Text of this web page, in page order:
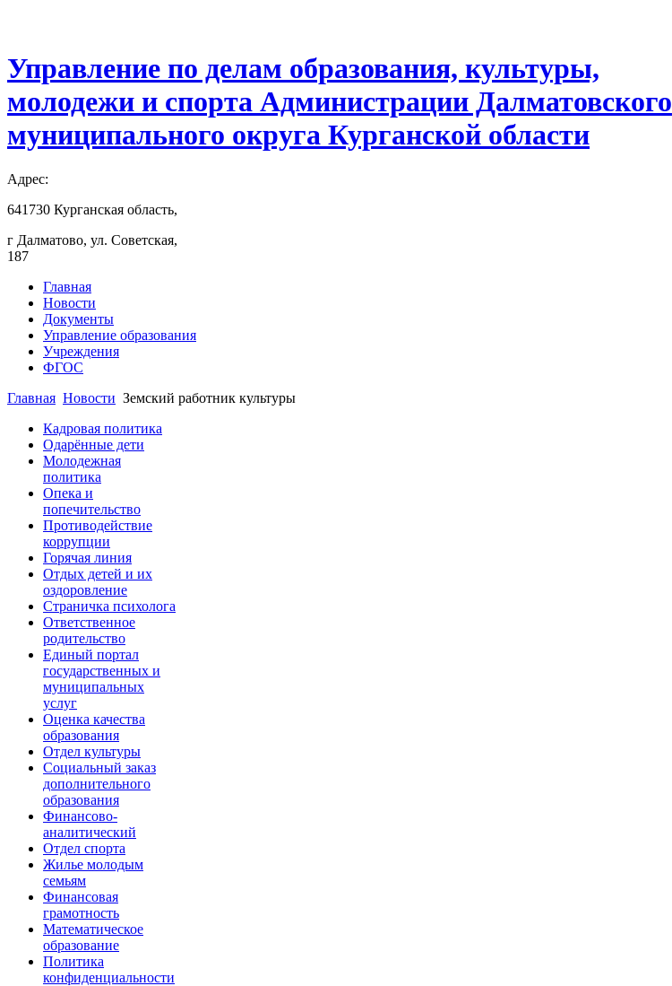
Управление по делам образования, культуры,
молодежи и спорта Администрации Далматовского
муниципального округа Курганской области
Адрес:
641730 Курганская область,
г Далматово, ул. Советская,
187
Главная
Новости
Документы
Управление образования
Учреждения
ФГОС
Главная Новости Земский работник культуры
Кадровая политика
Одарённые дети
Молодежная
политика
Опека и
попечительство
Противодействие
коррупции
Горячая линия
Отдых детей и их
оздоровление
Страничка психолога
Ответственное
родительство
Единый портал
государственных и
муниципальных
услуг
Оценка качества
образования
Отдел культуры
Социальный заказ
дополнительного
образования
Финансово-
аналитический
Отдел спорта
Жилье молодым
семьям
Финансовая
грамотность
Математическое
образование
Политика
конфиденциальности